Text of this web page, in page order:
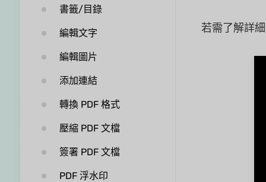
書籤/目錄
編輯文字
編輯圖片
添加連結
轉換 PDF 格式
壓縮 PDF 文檔
簽署 PDF 文檔
PDF 浮水印
若需了解詳